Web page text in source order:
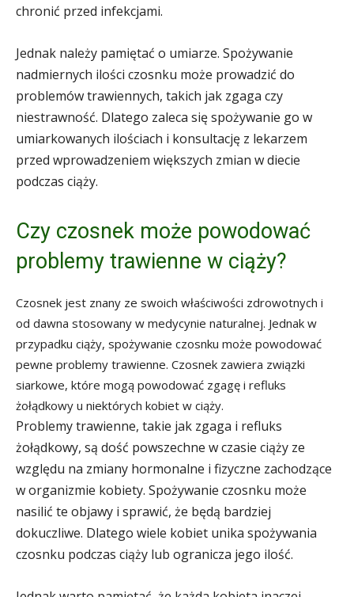
chronić przed infekcjami.
Jednak należy pamiętać o umiarze. Spożywanie
nadmiernych ilości czosnku może prowadzić do
problemów trawiennych, takich jak zgaga czy
niestrawność. Dlatego zaleca się spożywanie go w
umiarkowanych ilościach i konsultację z lekarzem
przed wprowadzeniem większych zmian w diecie
podczas ciąży.
Czy czosnek może powodować
problemy trawienne w ciąży?
Czosnek jest znany ze swoich właściwości zdrowotnych i
od dawna stosowany w medycynie naturalnej. Jednak w
przypadku ciąży, spożywanie czosnku może powodować
pewne problemy trawienne. Czosnek zawiera związki
siarkowe, które mogą powodować zgagę i refluks
żołądkowy u niektórych kobiet w ciąży.
Problemy trawienne, takie jak zgaga i refluks
żołądkowy, są dość powszechne w czasie ciąży ze
względu na zmiany hormonalne i fizyczne zachodzące
w organizmie kobiety. Spożywanie czosnku może
nasilić te objawy i sprawić, że będą bardziej
dokuczliwe. Dlatego wiele kobiet unika spożywania
czosnku podczas ciąży lub ogranicza jego ilość.